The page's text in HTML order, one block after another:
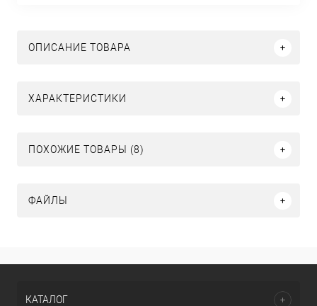
ОПИСАНИЕ ТОВАРА
ХАРАКТЕРИСТИКИ
ПОХОЖИЕ ТОВАРЫ (8)
ФАЙЛЫ
КАТАЛОГ